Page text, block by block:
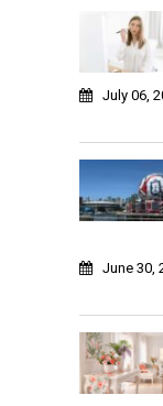
July 06,
June 30,